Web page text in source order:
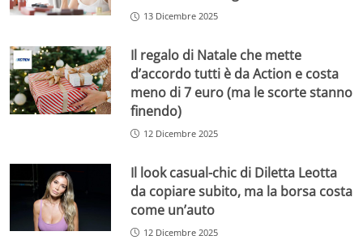
13 Dicembre 2025
Il regalo di Natale che mette
d’accordo tutti è da Action e costa
meno di 7 euro (ma le scorte stanno
finendo)
12 Dicembre 2025
Il look casual-chic di Diletta Leotta
da copiare subito, ma la borsa costa
come un’auto
12 Dicembre 2025